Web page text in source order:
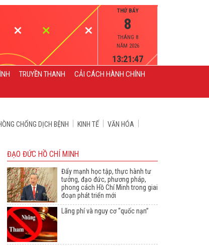
THỨ BẨY
8
THÁNG 8
NĂM 2026
13:21:48
TRUYỀN THANH
CẢI CÁCH HÀNH CHÍNH
CHỐNG DỊCH BỆNH KINH TẾ
VĂN HÓA
ĐẠO ĐỨC HỒ CHÍ MINH
Đẩy mạnh học tập, thực hành tư
tưởng, đạo đức, phương pháp,
phong cách Hồ Chí Minh trong giai
đoạn phát triển mới
Lãng phí và nguy cơ “quốc nạn”